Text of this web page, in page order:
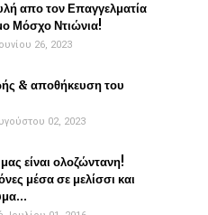
απο τον Επαγγελματία
Μόσχο Ντιώνια!
26, 2023
& αποθήκευση του
02, 2023
είναι ολοζώντανη!
μέσα σε μελίσσι και